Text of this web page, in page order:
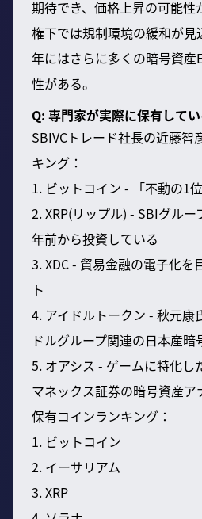
期待でき、価格上昇の可能
権下では規制環境の緩和が見
年にはさらに多くの暗号資産
性がある。
Q: 専門家が実際に保有して
SBIVCトレード社長の近藤智
キング：
1. ビットコイン - 「不動の1位
2. XRP(リップル) - SBIグル
年前から投資している
3. XDC - 貿易金融の電子化を
ト
4. アイドルトークン - 秋元康
ドルグループ関連の日本産暗
5. オアシス - ゲームに特化し
マネックス証券の暗号資産
保有コインランキング：
1. ビットコイン
2. イーサリアム
3. XRP